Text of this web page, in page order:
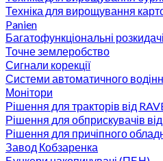
Техніка для вирощування
Panien
Багатофункціональні
Точне землеробство
Сигнали корекції
Системи автоматичного
Монітори
Рішення для тракторів від
Рішення для обприскувачів
Рішення для причіпного
Завод Кобзаренка